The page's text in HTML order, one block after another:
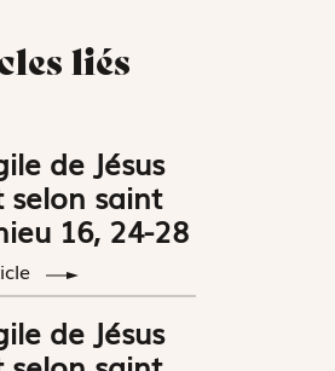
liés
de Jésus
selon saint
16, 24-28
de Jésus